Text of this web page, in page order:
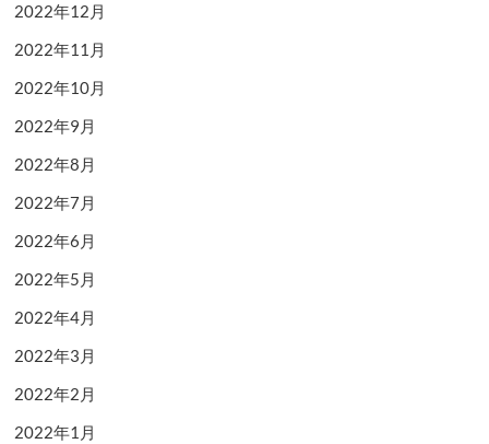
2022年12月
2022年11月
2022年10月
2022年9月
2022年8月
2022年7月
2022年6月
2022年5月
2022年4月
2022年3月
2022年2月
2022年1月